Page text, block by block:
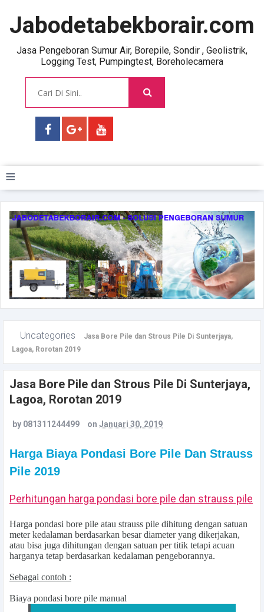
Jabodetabekborair.com
Jasa Pengeboran Sumur Air, Borepile, Sondir , Geolistrik,
Logging Test, Pumpingtest, Boreholecamera
≡
Uncategories
Jasa Bore Pile dan Strous Pile Di Sunterjaya,
Lagoa, Rorotan 2019
Jasa Bore Pile dan Strous Pile Di Sunterjaya,
Lagoa, Rorotan 2019
by 081311244499 on Januari 30, 2019
Harga Biaya Pondasi Bore Pile Dan Strauss
Pile 2019
Perhitungan harga pondasi bore pile dan strauss pile
Harga pondasi bore pile atau strauss pile dihitung dengan satuan
meter kedalaman berdasarkan besar diameter yang dikerjakan,
atau bisa juga dihitungan dengan satuan per titik tetapi acuan
harganya tetap berdasarkan kedalaman pengeborannya.
Sebagai contoh :
Biaya pondasi bore pile manual